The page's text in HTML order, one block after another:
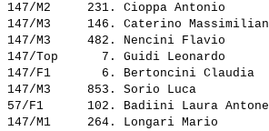
147/M2     231. Cioppa Antonio
147/M3     146. Caterino Massimilian
147/M3     482. Nencini Flavio
147/Top      7. Guidi Leonardo
147/F1       6. Bertoncini Claudia
147/M3     853. Sorio Luca
57/F1      102. Badiini Laura Antone
147/M1     264. Longari Mario